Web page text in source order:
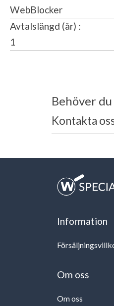
WebBlocker
Avtalslängd (år)
1
Behöver
Kontakta
Information
Om oss
Om oss